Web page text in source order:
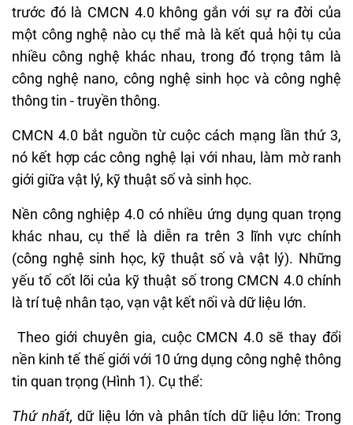
trước đó là CMCN 4.0 không gắn với sự ra đời của
một công nghệ nào cụ thể mà là kết quả hội tụ của
nhiều công nghệ khác nhau, trong đó trọng tâm là
công nghệ nano, công nghệ sinh học và công nghệ
thông tin - truyền thông.
CMCN 4.0 bắt nguồn từ cuộc cách mạng lần thứ 3,
nó kết hợp các công nghệ lại với nhau, làm mờ ranh
giới giữa vật lý, kỹ thuật số và sinh học.
Nền công nghiệp 4.0 có nhiều ứng dụng quan trọng
khác nhau, cụ thể là diễn ra trên 3 lĩnh vực chính
(công nghệ sinh học, kỹ thuật số và vật lý). Những
yếu tố cốt lõi của kỹ thuật số trong CMCN 4.0 chính
là trí tuệ nhân tạo, vạn vật kết nối và dữ liệu lớn.
Theo giới chuyên gia, cuộc CMCN 4.0 sẽ thay đổi
nền kinh tế thế giới với 10 ứng dụng công nghệ thông
tin quan trọng (Hình 1). Cụ thể:
Thứ nhất,dữ liệu lớn và phân tích dữ liệu lớn: Trong